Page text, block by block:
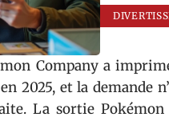
Company a
2025, et la demande
La sortie Pokémon